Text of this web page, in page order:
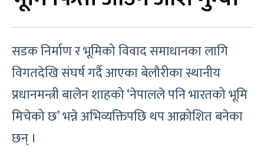
सडक निर्माण र भूमिको विवाद समाधानका लागि
विगतदेखि संघर्ष गर्दै आएका बेलौरीका स्थानीय
प्रधानमन्त्री बालेन शाहको ‘नेपालले पनि भारतको भूमि
मिचेको छ’ भन्ने अभिव्यक्तिपछि थप आक्रोशित बनेका
छन् ।